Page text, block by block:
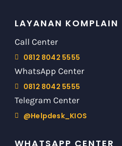
LAYANAN KOMPLAIN
Call Center
0812 8042 5555
WhatsApp Center
0812 8042 5555
Telegram Center
@Helpdesk_KIOS
WHATSAPP CENTER